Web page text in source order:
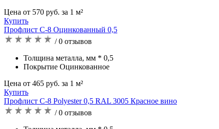
Цена от 570 руб. за 1 м²
Купить
Профлист С-8 Оцинкованный 0,5
/ 0 отзывов
Толщина металла, мм * 0,5
Покрытие Оцинкованное
Цена от 465 руб. за 1 м²
Купить
Профлист С-8 Polyester 0,5 RAL 3005 Красное вино
/ 0 отзывов